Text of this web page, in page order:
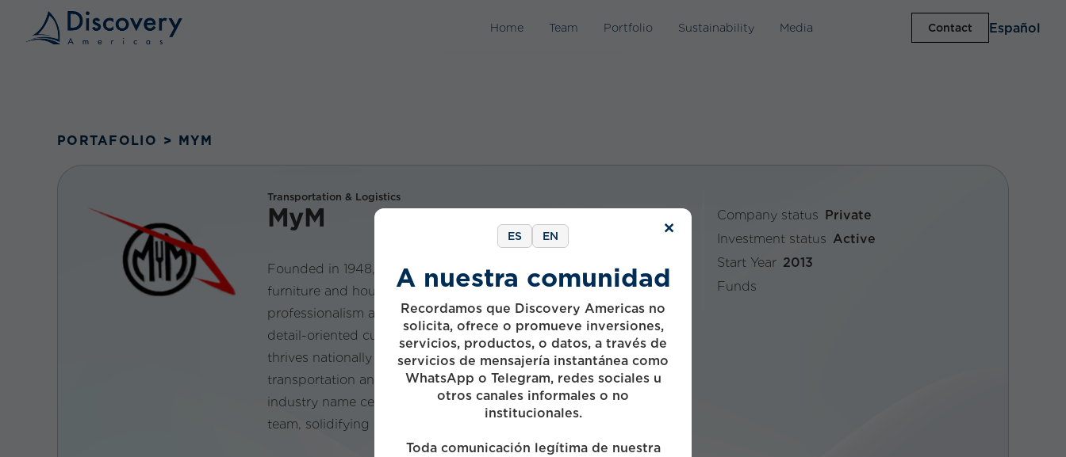
Home Team Portfolio Sustainability Media Contact Español
×
ES EN
A nuestra comunidad
Recordamos que Discovery Americas no
solicita, ofrece o promueve inversiones,
servicios, productos, o datos, a través de
servicios de mensajería instantánea como
WhatsApp o Telegram, redes sociales u
otros canales informales o no
institucionales.
Toda comunicación legítima de nuestra
PORTAFOLIO > MYM
Transportation & Logistics
MyM
Founded in 1948, MyM is a Mexican company excelling in
furniture and household transportation. Renowned for
professionalism and quality, they coined the term "Movers" for
detail-oriented customers. Dedicated to exceptional moves, MyM
thrives nationally and internationally, venturing into
transportation and distribution. With certifications, it's a leading
industry name celebrated for service quality and a proficient
team, solidifying its exceptional status.
Company status Private
Investment status Active
Start Year 2013
Funds